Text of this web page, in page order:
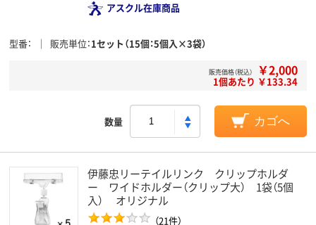
アスクル在庫商品
型番 販売単位 1セット（15個：5個入×3袋）
販売価格（税込） ￥2,000
1個あたり ￥133.34
数量 カゴへ
伊藤忠リーテイルリンク クリップホルダ
ー ワイドホルダー（クリップ大） 1袋（5個
入） オリジナル
（21件）